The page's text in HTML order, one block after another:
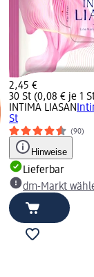
2,45 €
30 St (0,08 € je 1
INTIMA LIASAN
St
(90)
Hinweise
Lieferbar
dm-Markt